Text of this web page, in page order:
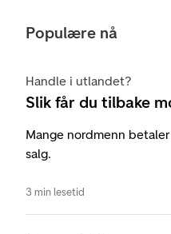
Populære nå
Handle i utlandet?
Slik får du tilbake
Mange nordmenn
salg.
3 min lesetid